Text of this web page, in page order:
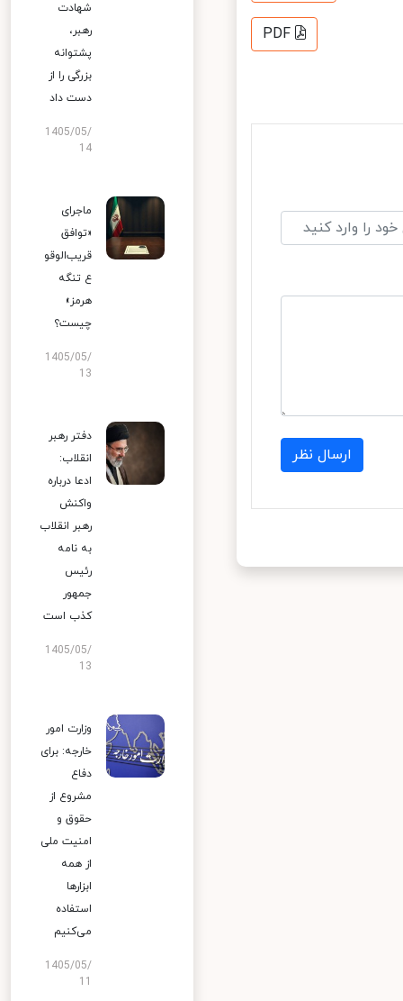
PDF
ارسال نظر
شهادت
رهبر،
پشتوانه
بزرگی را از
دست داد
1405/05/
14
ماجرای
«توافق
قریب‌الوقو
ع تنگه
هرمز»
چیست؟
1405/05/
13
دفتر رهبر
انقلاب:
ادعا درباره
واکنش
رهبر انقلاب
به نامه
رئیس
جمهور
کذب است
1405/05/
13
وزارت امور
خارجه: برای
دفاع
مشروع از
حقوق و
امنیت ملی
از همه
ابزارها
استفاده
می‌کنیم
1405/05/